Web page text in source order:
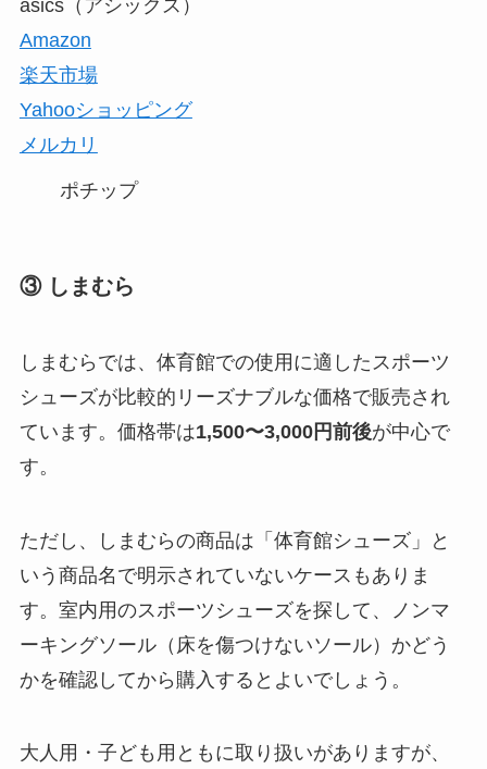
asics（アシックス）
Amazon
楽天市場
Yahooショッピング
メルカリ
ポチップ
③ しまむら
しまむらでは、体育館での使用に適したスポーツ
シューズが比較的リーズナブルな価格で販売され
ています。価格帯は1,500〜3,000円前後が中心で
す。
ただし、しまむらの商品は「体育館シューズ」と
いう商品名で明示されていないケースもありま
す。室内用のスポーツシューズを探して、ノンマ
ーキングソール（床を傷つけないソール）かどう
かを確認してから購入するとよいでしょう。
大人用・子ども用ともに取り扱いがありますが、